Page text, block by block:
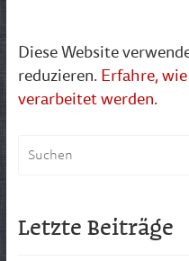
Diese Website
reduzieren. Erfahre,
verarbeitet werden.
Letzte Beiträge